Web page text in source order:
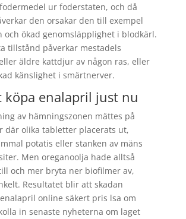
ur foderstaten, och då
den orsakar den till exempel
och ökad genomsläpplighet i blodkärl.
tillstånd påverkar mestadels
äldre kattdjur av någon ras, eller
känslighet i smärtnerver.
köpa enalapril just nu
av hämningszonen mättes på
där olika tabletter placerats ut,
potatis eller stanken av mäns
Men oreganoolja hade alltså
och mer bryta ner biofilmer av,
Resultatet blir att skadan
online säkert pris lsa om
in senaste nyheterna om laget